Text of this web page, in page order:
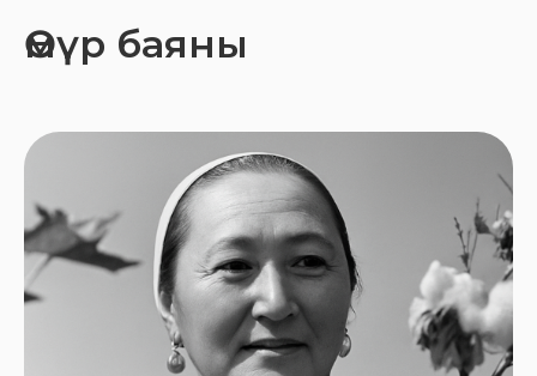
Өмүр баяны